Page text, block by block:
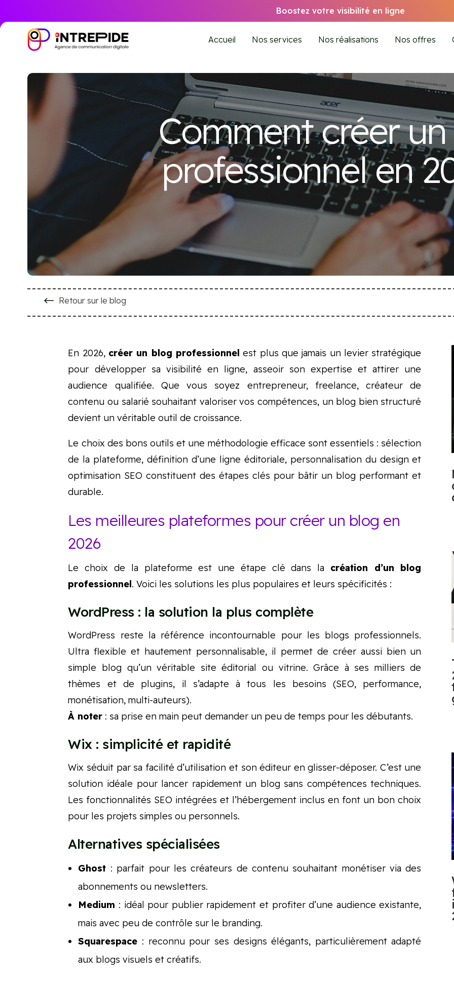
Boostez votre visibilité en ligne
Accueil Nos services Nos réalisations Nos offres
Comment créer
professionnel en
# Retour sur le blog
En 2026, créer un blog professionnel est plus que jamais un levier stratégique
pour développer sa visibilité en ligne, asseoir son expertise et attirer une
audience qualifiée. Que vous soyez entrepreneur, freelance, créateur de
contenu ou salarié souhaitant valoriser vos compétences, un blog bien structuré
devient un véritable outil de croissance.
Le choix des bons outils et une méthodologie efficace sont essentiels : sélection
de la plateforme, définition d’une ligne éditoriale, personnalisation du design et
optimisation SEO constituent des étapes clés pour bâtir un blog performant et
durable.
Les meilleures plateformes pour créer un blog en
2026
Le choix de la plateforme est une étape clé dans la création d’un blog
professionnel. Voici les solutions les plus populaires et leurs spécificités :
WordPress : la solution la plus complète
WordPress reste la référence incontournable pour les blogs professionnels.
Ultra flexible et hautement personnalisable, il permet de créer aussi bien un
simple blog qu’un véritable site éditorial ou vitrine. Grâce à ses milliers de
thèmes et de plugins, il s’adapte à tous les besoins (SEO, performance,
monétisation, multi-auteurs).
À noter : sa prise en main peut demander un peu de temps pour les débutants.
Wix : simplicité et rapidité
Wix séduit par sa facilité d’utilisation et son éditeur en glisser-déposer. C’est une
solution idéale pour lancer rapidement un blog sans compétences techniques.
Les fonctionnalités SEO intégrées et l’hébergement inclus en font un bon choix
pour les projets simples ou personnels.
Alternatives spécialisées
Ghost : parfait pour les créateurs de contenu souhaitant monétiser via des
abonnements ou newsletters.
Medium : idéal pour publier rapidement et profiter d’une audience existante,
mais avec peu de contrôle sur le branding.
Squarespace : reconnu pour ses designs élégants, particulièrement adapté
aux blogs visuels et créatifs.